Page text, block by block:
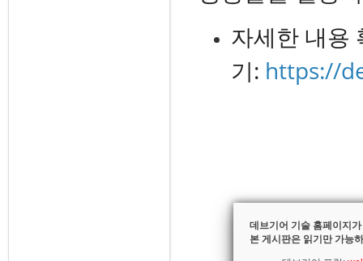
자세한 내용
기: https://
데브기어 기술 홈페이지
본 게시판은 읽기만 가능